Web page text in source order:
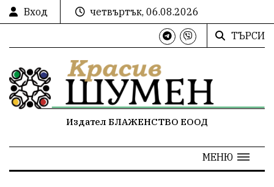
Вход
четвъртък, 06.08.2026
ТЪРСИ
Издател БЛАЖЕНСТВО ЕООД
МЕНЮ